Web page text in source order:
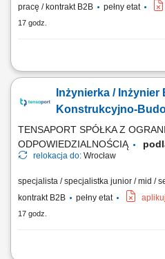
pracę / kontrakt B2B
pełny etat
17 godz.
Zadania: Nadzór techniczny nad
wykonania fundamentów pod słupy
obiekty kubaturowe; Organizacja pracy
Inżynierka / Inżynier
Konstrukcyjno-
TENSAPORT SPÓŁKA Z
ODPOWIEDZIALNOŚCIĄ
relokacja do: Wrocław
specjalista / specjalistka junior / mid /
kontrakt B2B
pełny etat
17 godz.